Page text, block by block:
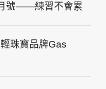
號——練習不會累
珠寶品牌Gas